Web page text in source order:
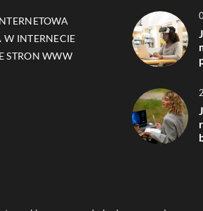
W INTERNECIE
STRON WWW